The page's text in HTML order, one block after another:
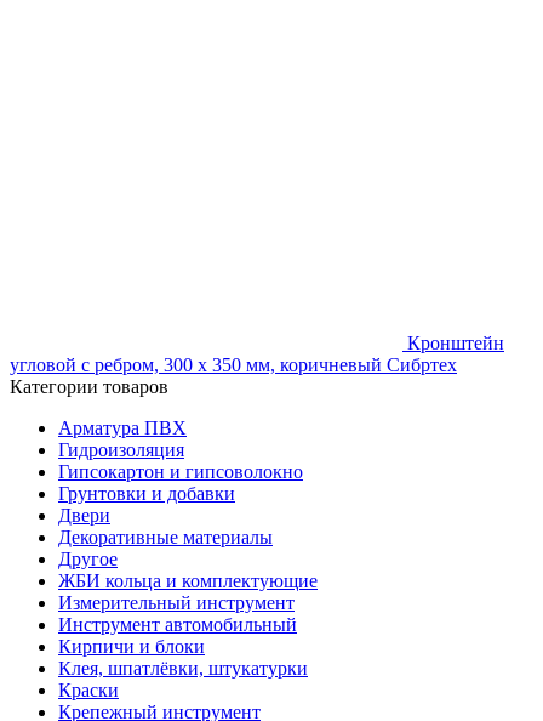
Кронштейн
угловой с ребром, 300 х 350 мм, коричневый Сибртех
Категории товаров
Арматура ПВХ
Гидроизоляция
Гипсокартон и гипсоволокно
Грунтовки и добавки
Двери
Декоративные материалы
Другое
ЖБИ кольца и комплектующие
Измерительный инструмент
Инструмент автомобильный
Кирпичи и блоки
Клея, шпатлёвки, штукатурки
Краски
Крепежный инструмент